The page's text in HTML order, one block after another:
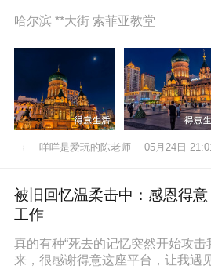
哈尔滨 **大街 索菲亚教堂
咩咩是爱玩的陈老师 05月24日
被旧回忆温柔击中：感恩得
工作
真的有种“死去的记忆突然开始攻击
来，很感谢得意这座平台，让我遇